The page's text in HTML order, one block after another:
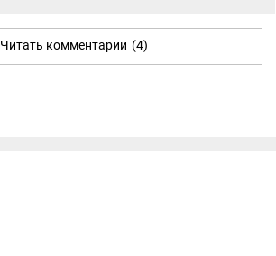
Читать комментарии (4)